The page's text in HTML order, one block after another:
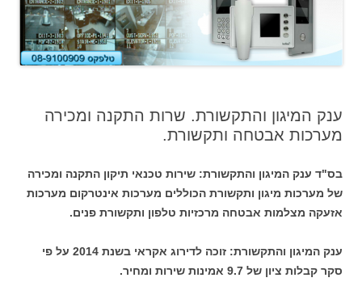
ענק המיגון והתקשורת. שרות התקנה ומכירה
מערכות אבטחה ותקשורת.
בס"ד ענק המיגון והתקשורת: שירות טכנאי תיקון התקנה ומכירה
של מערכות מיגון ותקשורת הכוללים מערכות אינטרקום מערכות
אזעקה מצלמות אבטחה מרכזיות טלפון ותקשורת פנים.
ענק המיגון והתקשורת: זוכה לדירוג אקראי בשנת 2014 על פי
סקר קבלות ציון של 9.7 אמינות שירות ומחיר.